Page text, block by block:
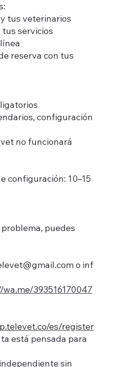
tus veterinarios
tus servicios
reserva con tus
configuración
no funcionará
configuración: 10–15
puedes
o inf
wa.me/393516170047
es/register
está pensada para
sin